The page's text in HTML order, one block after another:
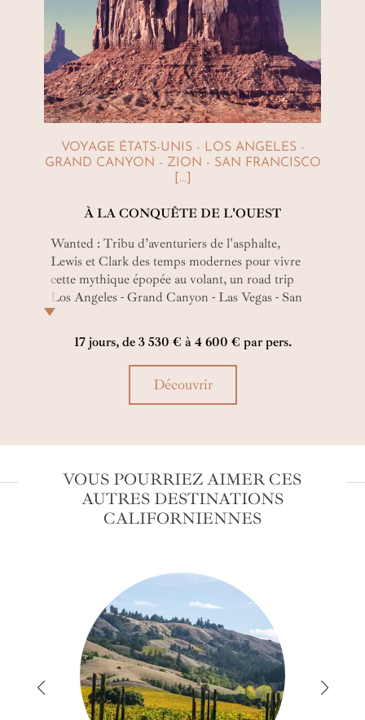
VOYAGE ÉTATS-UNIS - LOS ANGELES -
GRAND CANYON - ZION - SAN FRANCISCO
[...]
À LA CONQUÊTE DE L'OUEST
Wanted : Tribu d’aventuriers de l'asphalte,
Lewis et Clark des temps modernes pour vivre
cette mythique épopée au volant, un road trip
Los Angeles - Grand Canyon - Las Vegas - San
Francisco ! Rewards : l’immensité de la route,
seuls avec les virevoltantes boules de paille
emportées par le vent et les canyons et parcs à
couper le souffle où plane l'âme des pionniers et
17 jours, de 3 530 € à 4 600 € par pers.
Découvrir
VOUS POURRIEZ AIMER CES
AUTRES DESTINATIONS
CALIFORNIENNES